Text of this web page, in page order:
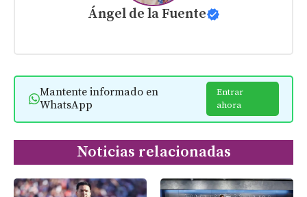
Ángel de la Fuente
Mantente informado en
WhatsApp
Entrar
ahora
Noticias relacionadas